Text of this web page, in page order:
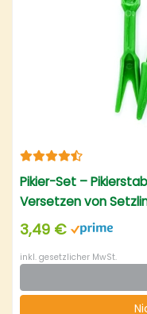
Pikier-Set –
Versetzen von
3,49 €
inkl. gesetzlicher MwSt.